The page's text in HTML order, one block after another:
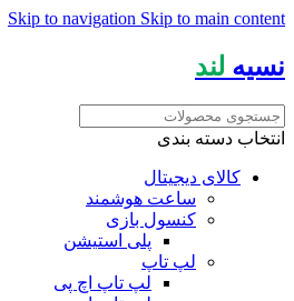
Skip to navigation Skip to main content
نسیه لند
انتخاب دسته بندی
کالای دیجیتال
ساعت هوشمند
کنسول بازی
پلی استیشن
لپ تاپ
لپ تاپ اچ پی